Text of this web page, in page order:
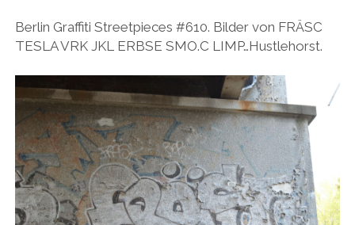
WANDERTAG LEIPZIG
WANDERTAG ROSTOCK
BELGRAD
Berlin Graffiti Streetpieces #610. Bilder von FRÄSC
TESLA VRK JKL ERBSE SMO.C LIMP…Hustlehorst.